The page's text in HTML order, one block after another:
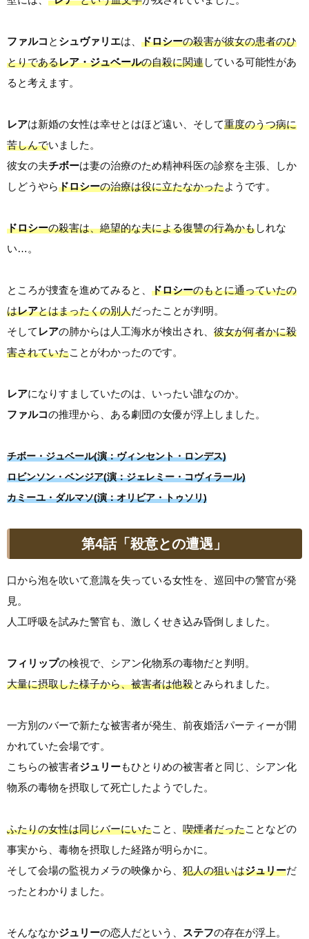
ファルコ と シュヴァリエは、 ドロシーの殺害が彼女の患者のひ
とりであるレア・ジュベールの自殺に関連している可能性があ
ると考えます。
レアは新婚の女性は幸せとはほど遠い、そして重度のうつ病に
苦しんでいました。
彼女の夫チボーは妻の治療のため精神科医の診察を主張、しか
しどうやらドロシーの治療は役に立たなかったようです。
ドロシーの殺害は、絶望的な夫による復讐の行為かもしれな
い…。
ところが捜査を進めてみると、 ドロシーのもとに通っていたの
はレアとはまったくの別人だったことが判明。
そして レアの肺からは人工海水が検出され、 彼女が何者かに殺
害されていたことがわかったのです。
レアになりすましていたのは、いったい誰なのか。
ファルコの推理から、ある劇団の女優が浮上しました。
チボー・ジュベール(演：ヴィンセント・ロンデス)
ロビンソン・ベンジア(演：ジェレミー・コヴィラール)
カミーユ・ダルマソ(演：オリビア・トゥソリ)
第4話「殺意との遭遇」
口から泡を吹いて意識を失っている女性を、巡回中の警官が発
見。
人工呼吸を試みた警官も、激しくせき込み昏倒しました。
フィリップの検視で、シアン化物系の毒物だと判明。
大量に摂取した様子から、被害者は他殺とみられました。
一方別のバーで新たな被害者が発生、前夜婚活パーティーが開
かれていた会場です。
こちらの被害者ジュリーもひとりめの被害者と同じ、シアン化
物系の毒物を摂取して死亡したようでした。
ふたりの女性は同じバーにいたこと、 喫煙者だったことなどの
事実から、毒物を摂取した経路が明らかに。
そして会場の監視カメラの映像から、 犯人の狙いはジュリーだ
ったとわかりました。
そんななかジュリーの恋人だという、 ステフの存在が浮上。